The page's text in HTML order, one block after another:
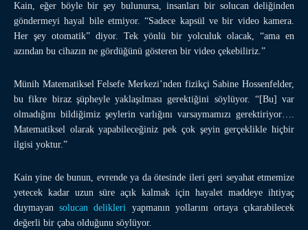
Kain, eğer böyle bir şey bulunursa, insanları bir solucan deliğinden
göndermeyi hayal bile etmiyor. “Sadece kapsül ve bir video kamera.
Her şey otomatik” diyor. Tek yönlü bir yolculuk olacak, “ama en
azından bu cihazın ne gördüğünü gösteren bir video çekebiliriz.”
Münih Matematiksel Felsefe Merkezi’nden fizikçi Sabine Hossenfelder,
bu fikre biraz şüpheyle yaklaşılması gerektiğini söylüyor. “[Bu] var
olmadığını bildiğimiz şeylerin varlığını varsaymamızı gerektiriyor….
Matematiksel olarak yapabileceğiniz pek çok şeyin gerçeklikle hiçbir
ilgisi yoktur.”
Kain yine de bunun, evrende ya da ötesinde ileri geri seyahat etmemize
yetecek kadar uzun süre açık kalmak için hayalet maddeye ihtiyaç
duymayansolucan delikleri yapmanın yollarını ortaya çıkarabilecek
değerli bir çaba olduğunu söylüyor.